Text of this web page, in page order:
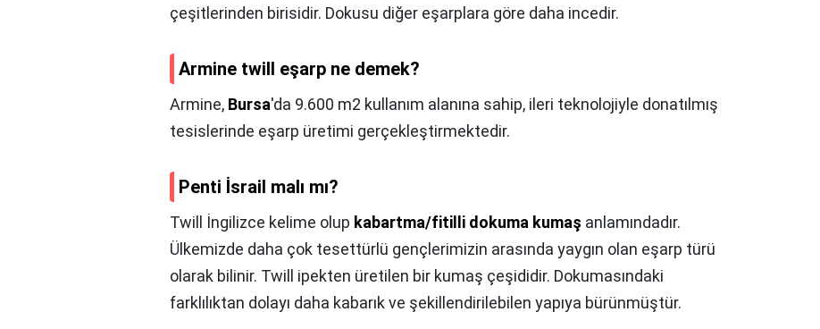
çeşitlerinden birisidir. Dokusu diğer eşarplara göre daha incedir.
Armine twill eşarp ne demek?
Armine, Bursa'da 9.600 m2 kullanım alanına sahip, ileri teknolojiyle donatılmış
tesislerinde eşarp üretimi gerçekleştirmektedir.
Penti İsrail malı mı?
Twill İngilizce kelime olup kabartma/fitilli dokuma kumaş anlamındadır.
Ülkemizde daha çok tesettürlü gençlerimizin arasında yaygın olan eşarp türü
olarak bilinir. Twill ipekten üretilen bir kumaş çeşididir. Dokumasındaki
farklılıktan dolayı daha kabarık ve şekillendirilebilen yapıya bürünmüştür.